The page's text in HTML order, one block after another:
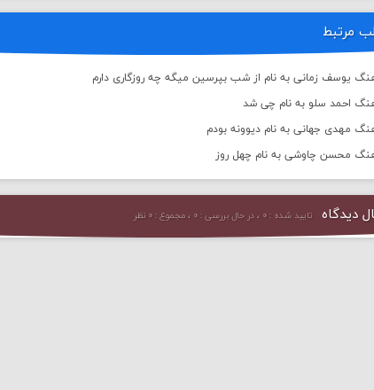
مرتبط
یوسف زمانی به نام از شب بپرسین میگه چه روزگاری دارم
احمد سلو به نام چی شد
مهدی جهانی به نام دیوونه بودم
محسن چاوشی به نام چهل روز
دیدگاه تایید شده : ۰ ، در حال بررسی : ۰ ، مجموع : ۰ نظر